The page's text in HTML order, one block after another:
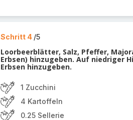
Schritt 4 /5
Loorbeerblätter, Salz, Pfeffer,
Erbsen) hinzugeben. Auf niedriger
Erbsen hinzugeben.
1 Zucchini
4 Kartoffeln
0.25 Sellerie